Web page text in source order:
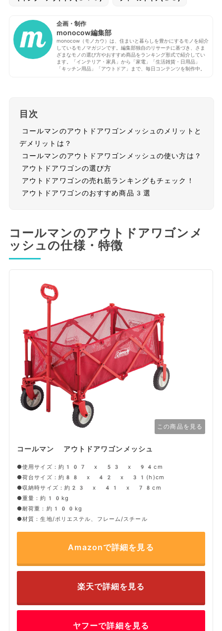
企画・制作
monocow編集部
monocow（モノカウ）は、住まいと暮らしを豊かにするモノを紹介
しているモノマガジンです。編集部独自のリサーチに基づき、さま
ざまなモノの選び方やおすすめ商品をランキング形式で紹介してい
ます。「インテリア・家具」から「家電」「生活雑貨・日用品」
「キッチン用品」「アウトドア」まで、毎日コンテンツを制作中。
目次
コールマンのアウトドアワゴンメッシュのメリットと
デメリットは？
コールマンのアウトドアワゴンメッシュの使い方は？
アウトドアワゴンの選び方
アウトドアワゴンの売れ筋ランキングもチェック！
アウトドアワゴンのおすすめ商品3選
コールマンのアウトドアワゴンメ
ッシュの仕様・特徴
この商品を見る
コールマン アウトドアワゴンメッシュ
●使用サイズ：約107 x 53 x 94cm
●荷台サイズ：約88 x 42 x 31(h)cm
●収納時サイズ：約23 x 41 x 78cm
●重量：約10kg
●耐荷重：約100kg
●材質：生地/ポリエステル、フレーム/スチール
Amazonで詳細を見る
楽天で詳細を見る
ヤフーで詳細を見る